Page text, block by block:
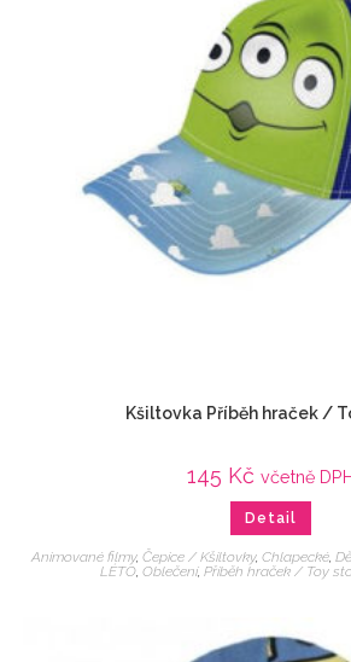
Kšiltovka Příběh hraček /
145 Kč včetně
Detail
Animované filmy, Čepice / Kšiltovky, Chlapecké
LÉTO, Oblečení, Příběh hraček / Toy